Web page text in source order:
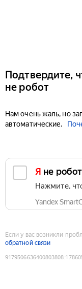
Подтвердите,
не робот
Нам очень жаль, но
автоматические.
Я не робот
Нажмите,
Yandex
Если у вас возникли
обратной связи
9179506636400803808: